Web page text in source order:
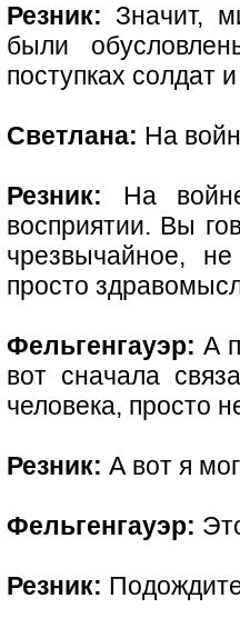
Резник: Значит,
были
поступках солдат
Светлана: На
Резник: На
восприятии. Вы
чрезвычайное,
просто
Фельгенгауэр: А
вот сначала
человека, просто
Резник: А вот я
Фельгенгауэр:
Резник: